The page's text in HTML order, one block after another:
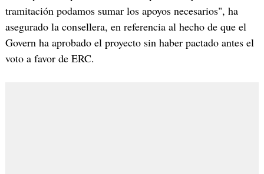
tramitación podamos sumar los apoyos necesarios", ha
asegurado la consellera, en referencia al hecho de que el
Govern ha aprobado el proyecto sin haber pactado antes el
voto a favor de ERC.